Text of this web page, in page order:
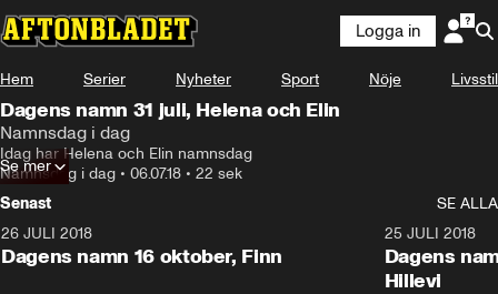
Logga in
Hem Serier Nyheter Sport Nöje Livsstil
Dagens namn 31 juli, Helena och Elin
Namnsdag i dag
Idag har Helena och Elin namnsdag
Namnsdag i dag • 06.07.18 • 22 sek
Se mer
Senast
SE ALLA
26 JULI 2018
Dagens namn 16 oktober, Finn
25 JULI 2018
Dagens
Hillevi